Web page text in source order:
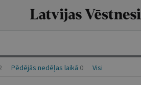
Pēdējās nedēļas laikā 0 Visi